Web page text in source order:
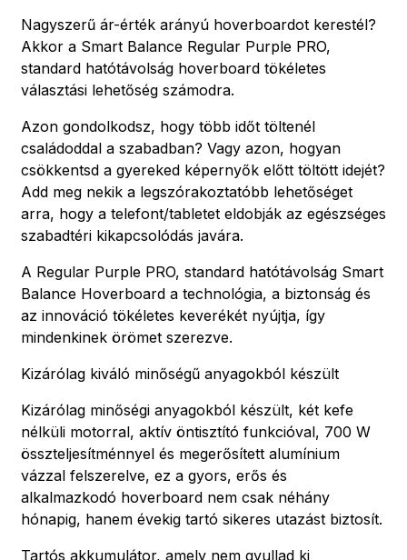
Nagyszerű ár-érték arányú hoverboardot kerestél?
Akkor a Smart Balance Regular Purple PRO,
standard hatótávolság hoverboard tökéletes
választási lehetőség számodra.
Azon gondolkodsz, hogy több időt töltenél
családoddal a szabadban? Vagy azon, hogyan
csökkentsd a gyereked képernyők előtt töltött idejét?
Add meg nekik a legszórakoztatóbb lehetőséget
arra, hogy a telefont/tabletet eldobják az egészséges
szabadtéri kikapcsolódás javára.
A Regular Purple PRO, standard hatótávolság Smart
Balance Hoverboard a technológia, a biztonság és
az innováció tökéletes keverékét nyújtja, így
mindenkinek örömet szerezve.
Kizárólag kiváló minőségű anyagokból készült
Kizárólag minőségi anyagokból készült, két kefe
nélküli motorral, aktív öntisztító funkcióval, 700 W
összteljesítménnyel és megerősített alumínium
vázzal felszerelve, ez a gyors, erős és
alkalmazkodó hoverboard nem csak néhány
hónapig, hanem évekig tartó sikeres utazást biztosít.
Tartós akkumulátor, amely nem gyullad ki